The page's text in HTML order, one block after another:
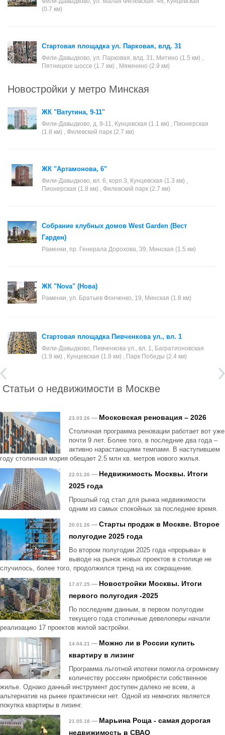
(0.7 км)
Стартовая площадка ул. Парковая, влд. 31
Фили-Давыдково, ул. Парковая, влд. 31, Митино (1.5 км) ,
Пятницкое шоссе (1.7 км) , Мякинино (2.9 км)
Новостройки у метро Минская
ЖК "Ватутина, 9-11"
Фили-Давыдково, д. 9-11, Кунцевская (1.1 км) , Пионерская
(1.8 км) , Филевский парк (2.7 км)
ЖК "Артамонова, 6"
Фили-Давыдково, вл. 6, корп.3, Кунцевская (1.3 км) ,
Пионерская (1.8 км) , Филевский парк (2.7 км)
Собрание клубных домов West Garden (Вест
Гарден)
Раменки, пр. Генерала Дорохова, 39, Минская (1.5 км)
ЖК "Nova" (Нова)
Раменки, ул. Братьев Фонченко, 19, Минская (1.8 км)
Стартовая площадка Пивченкова ул., вл. 1
Фили-Давыдково, Пивченкова ул., вл. 1, Багратионовская
(1.9 км) , Кунцевская (1.8 км) , Парк Победы (2.4 км)
Статьи о недвижимости в Москве
23.03.26 — Московская реновация – 2026
Столичная программа реновации работает вот уже
почти 9 лет. Более того, в последние два года –
активно нарастающими темпами. В наступившем
году столичная мэрия обещает 2.5 млн кв. метров нового жилья.
22.01.26 — Недвижимость Москвы. Итоги
2025 года
Прошлый год стал для рынка недвижимости
одним из самых спокойных за последнее время.
20.01.26 — Старты продаж в Москве. Второе
полугодие 2025 года
Во втором полугодии 2025 года «прорыва» в
выводе на рынок новых проектов в столице не
случилось, более того, продолжился тренд на их сокращение.
17.07.25 — Новостройки Москвы. Итоги
первого полугодия -2025
По последним данным, в первом полугодии
текущего года столичные девелоперы начали
реализацию 17 проектов жилой застройки.
14.04.21 — Можно ли в России купить
квартиру в лизинг
Программа льготной ипотеки помогла огромному
количеству россиян приобрести собственное
жилье. Однако данный инструмент доступен далеко не всем, а
альтернатив на рынке практически нет. Одной из немногих является
покупка квартиры в лизинг.
21.05.18 — Марьина Роща - самая дорогая
недвижимость в СВАО